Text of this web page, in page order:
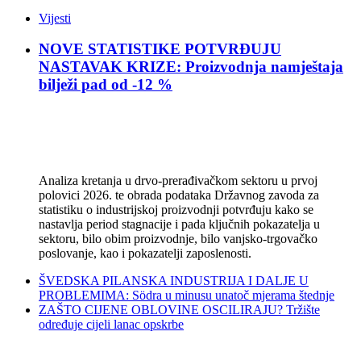
Vijesti
NOVE STATISTIKE POTVRĐUJU
NASTAVAK KRIZE: Proizvodnja namještaja
bilježi pad od -12 %
Analiza kretanja u drvo-prerađivačkom sektoru u prvoj
polovici 2026. te obrada podataka Državnog zavoda za
statistiku o industrijskoj proizvodnji potvrđuju kako se
nastavlja period stagnacije i pada ključnih pokazatelja u
sektoru, bilo obim proizvodnje, bilo vanjsko-trgovačko
poslovanje, kao i pokazatelji zaposlenosti.
ŠVEDSKA PILANSKA INDUSTRIJA I DALJE U
PROBLEMIMA: Södra u minusu unatoč mjerama štednje
ZAŠTO CIJENE OBLOVINE OSCILIRAJU? Tržište
određuje cijeli lanac opskrbe